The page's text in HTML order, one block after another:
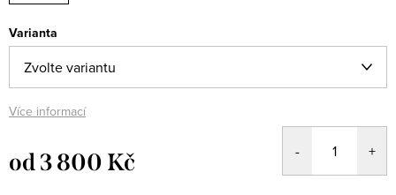
Varianta
Více informací
od3 800 Kč